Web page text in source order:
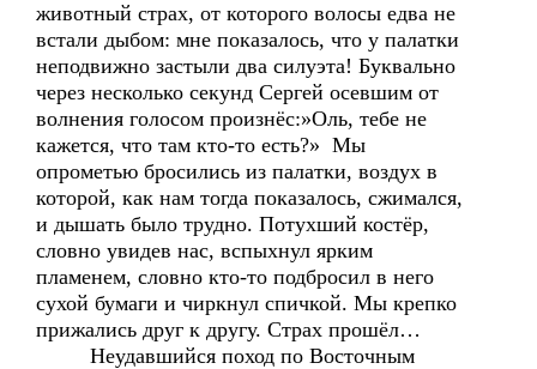
животный страх, от которого волосы едва не
встали дыбом: мне показалось, что у палатки
неподвижно застыли два силуэта! Буквально
через несколько секунд Сергей осевшим от
волнения голосом произнёс:»Оль, тебе не
кажется, что там кто-то есть?» Мы
опрометью бросились из палатки, воздух в
которой, как нам тогда показалось, сжимался,
и дышать было трудно. Потухший костёр,
словно увидев нас, вспыхнул ярким
пламенем, словно кто-то подбросил в него
сухой бумаги и чиркнул спичкой. Мы крепко
прижались друг к другу. Страх прошёл…
Неудавшийся поход по Восточным